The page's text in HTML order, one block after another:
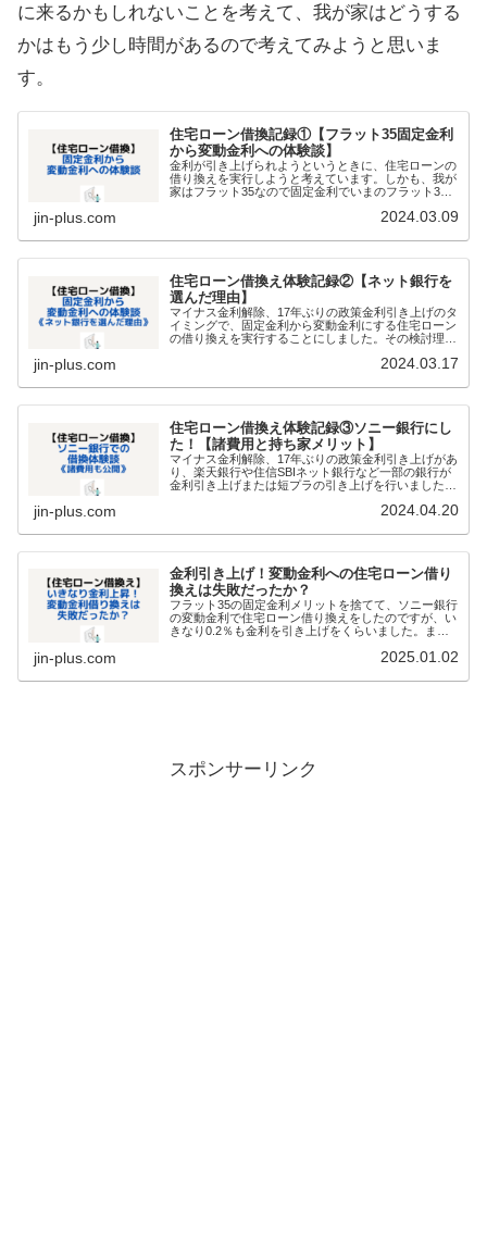
に来るかもしれないことを考えて、我が家はどうする
かはもう少し時間があるので考えてみようと思いま
す。
住宅ローン借換記録①【フラット35固定金利
から変動金利への体験談】
金利が引き上げられようというときに、住宅ローンの
借り換えを実行しようと考えています。しかも、我が
家はフラット35なので固定金利でいまのフラット35
で、変動金利に借り換えようとしています。具体的
jin-plus.com 2024.03.09
住宅ローン借換え体験記録②【ネット銀行を
選んだ理由】
マイナス金利解除、17年ぶりの政策金利引き上げのタ
イミングで、固定金利から変動金利にする住宅ローン
の借り換えを実行することにしました。その検討理由
えをするにあたっても、かなりの銀行が選択肢とし
jin-plus.com 2024.03.17
住宅ローン借換え体験記録③ソニー銀行にし
た！【諸費用と持ち家メリット】
マイナス金利解除、17年ぶりの政策金利引き上げがあ
り、楽天銀行や住信SBIネット銀行など一部の銀行が
金利引き上げまたは短プラの引き上げを行いました
争は続きそうです。固定金利からいよいよ変動金利
jin-plus.com 2024.04.20
金利引き上げ！変動金利への住宅ローン借り
換えは失敗だったか？
フラット35の固定金利メリットを捨てて、ソニー銀行
の変動金利で住宅ローン借り換えをしたのですが、い
きなり0.2％も金利を引き上げをくらいました。ま
りタカ派に変貌し、今年2回目となる金利引き
jin-plus.com 2025.01.02
スポンサーリンク